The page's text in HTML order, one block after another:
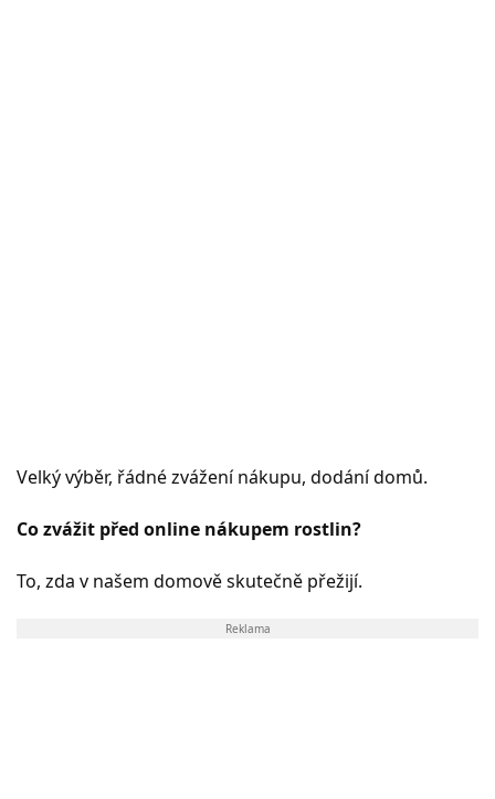
Velký výběr, řádné zvážení nákupu, dodání domů.
Co zvážit před online nákupem rostlin?
To, zda v našem domově skutečně přežijí.
Reklama